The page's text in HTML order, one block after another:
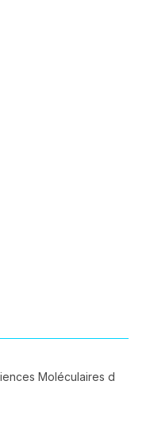
Moléculaires d